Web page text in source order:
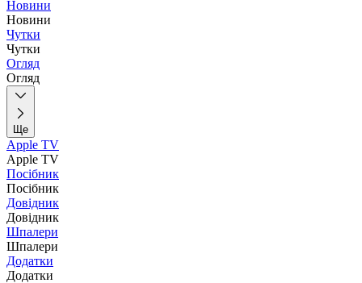
Новини
Новини
Чутки
Чутки
Огляд
Огляд
Ще
Apple TV
Apple TV
Посібник
Посібник
Довідник
Довідник
Шпалери
Шпалери
Додатки
Додатки